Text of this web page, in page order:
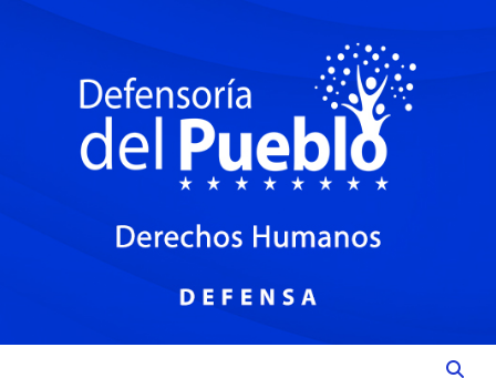
DEFENSORIA DEL PUEBLO
Institución del Poder Ciudadano para la Promoción, Defensa y